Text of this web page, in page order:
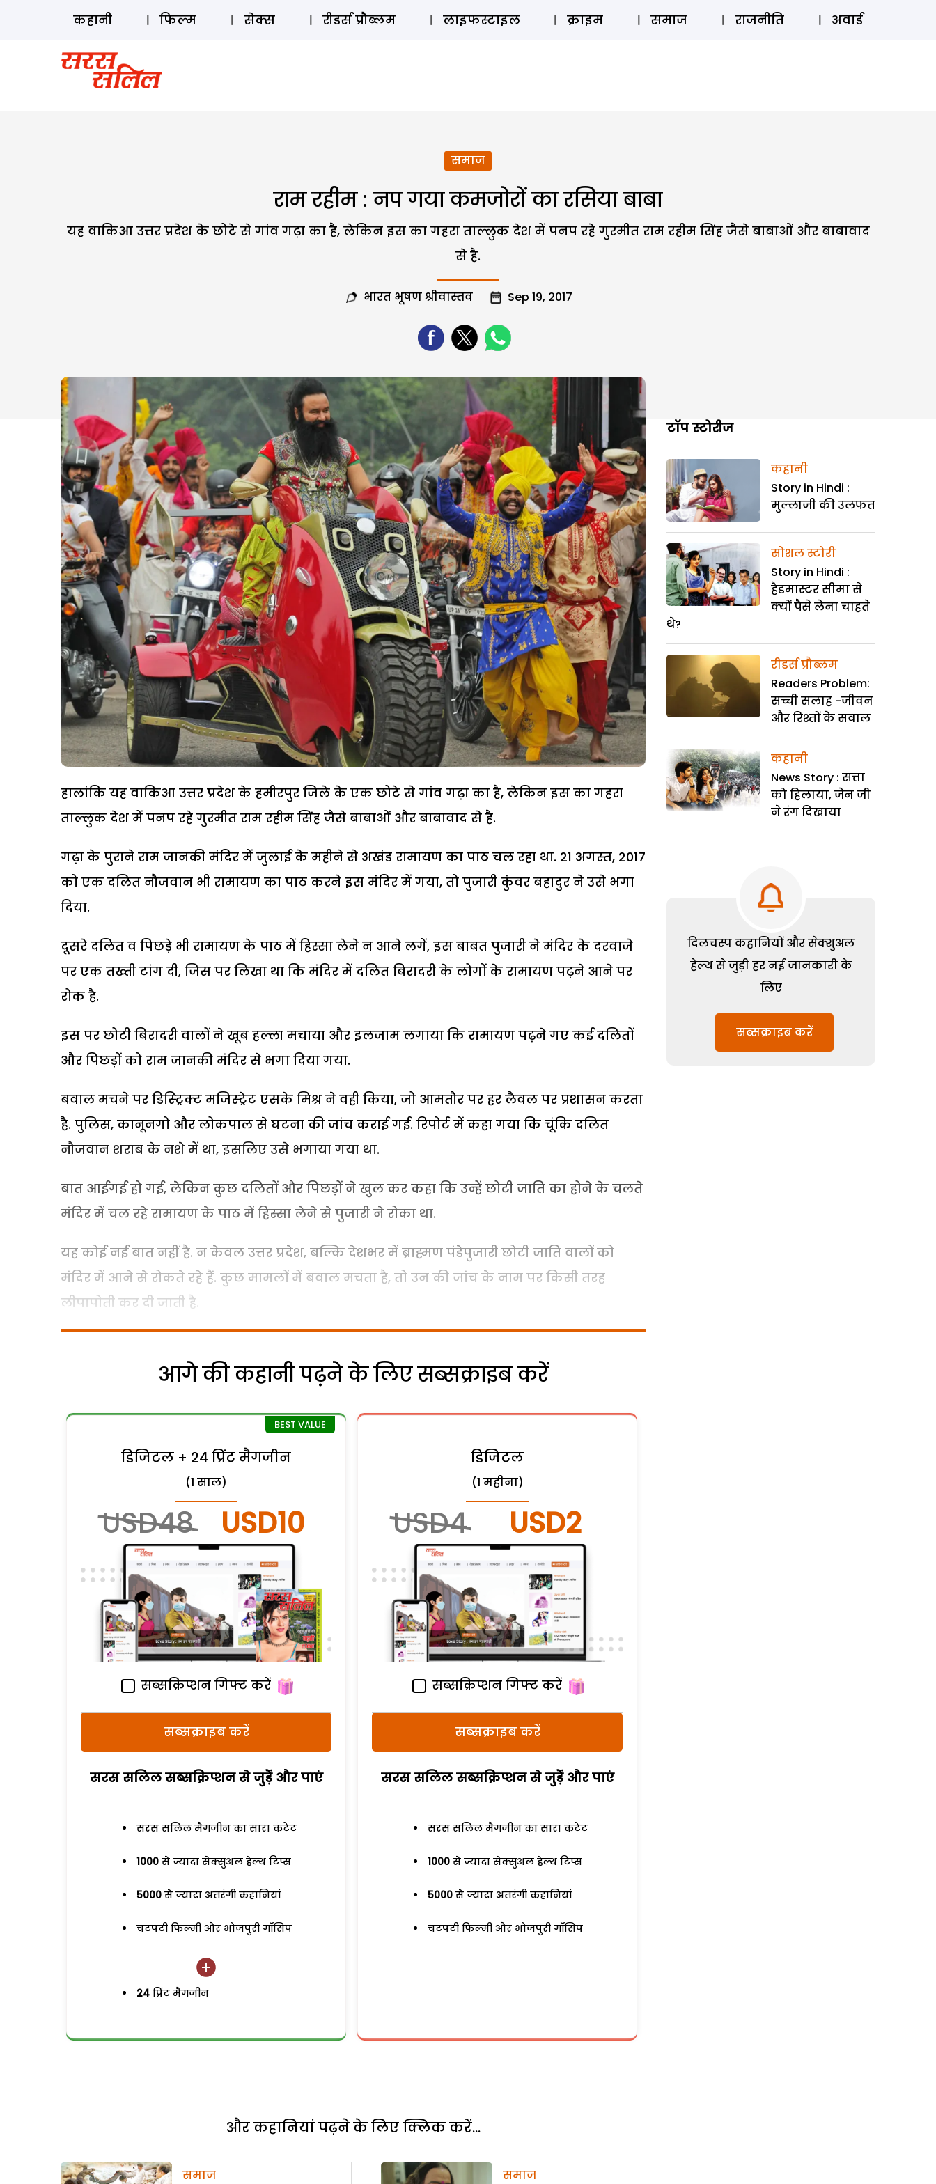
ऑडियो स्टोरी लॉग इन ⚲ SUBSCRIBE
कहानी फिल्म सेक्स रीडर्स प्रौब्लम लाइफस्टाइल क्राइम समाज राजनीति अवार्ड
समाज
राम रहीम : नप गया कमजोरों का रसिया बाबा
यह वाकिआ उत्तर प्रदेश के छोटे से गांव गढ़ा का है, लेकिन इस का गहरा ताल्लुक देश में पनप रहे गुरमीत राम रहीम सिंह जैसे बाबाओं और बाबावाद
से है.
भारत भूषण श्रीवास्तव Sep 19, 2017
हालांकि यह वाकिआ उत्तर प्रदेश के हमीरपुर जिले के एक छोटे से गांव गढ़ा का है, लेकिन इस का गहरा
ताल्लुक देश में पनप रहे गुरमीत राम रहीम सिंह जैसे बाबाओं और बाबावाद से है.
गढ़ा के पुराने राम जानकी मंदिर में जुलाई के महीने से अखंड रामायण का पाठ चल रहा था. 21 अगस्त, 2017
को एक दलित नौजवान भी रामायण का पाठ करने इस मंदिर में गया, तो पुजारी कुंवर बहादुर ने उसे भगा
दिया.
दूसरे दलित व पिछड़े भी रामायण के पाठ में हिस्सा लेने न आने लगें, इस बाबत पुजारी ने मंदिर के दरवाजे
पर एक तख्ती टांग दी, जिस पर लिखा था कि मंदिर में दलित बिरादरी के लोगों के रामायण पढ़ने आने पर
रोक है.
इस पर छोटी बिरादरी वालों ने खूब हल्ला मचाया और इलजाम लगाया कि रामायण पढ़ने गए कई दलितों
और पिछड़ों को राम जानकी मंदिर से भगा दिया गया.
बवाल मचने पर डिस्ट्रिक्ट मजिस्ट्रेट एसके मिश्र ने वही किया, जो आमतौर पर हर लैवल पर प्रशासन करता
है. पुलिस, कानूनगो और लोकपाल से घटना की जांच कराई गई. रिपोर्ट में कहा गया कि चूंकि दलित
नौजवान शराब के नशे में था, इसलिए उसे भगाया गया था.
बात आईगई हो गई, लेकिन कुछ दलितों और पिछड़ों ने खुल कर कहा कि उन्हें छोटी जाति का होने के चलते
मंदिर में चल रहे रामायण के पाठ में हिस्सा लेने से पुजारी ने रोका था.
यह कोई नई बात नहीं है. न केवल उत्तर प्रदेश, बल्कि देशभर में ब्राह्मण पंडेपुजारी छोटी जाति वालों को
मंदिर में आने से रोकते रहे हैं. कुछ मामलों में बवाल मचता है, तो उन की जांच के नाम पर किसी तरह
लीपापोती कर दी जाती है.
आगे की कहानी पढ़ने के लिए सब्सक्राइब करें
डिजिटल + 24 प्रिंट मैगजीन
(1 साल)
USD48 USD10
सब्सक्रिप्शन गिफ्ट करें
सब्सक्राइब करें
सरस सलिल सब्सक्रिप्शन से जुड़ेें और पाएं
सरस सलिल मैगजीन का सारा कंटेंट
1000 से ज्यादा सेक्सुअल हेल्थ टिप्स
5000 से ज्यादा अतरंगी कहानियां
चटपटी फिल्मी और भोजपुरी गॉसिप
24 प्रिंट मैगजीन
डिजिटल
(1 महीना)
USD4 USD2
सब्सक्रिप्शन गिफ्ट करें
सब्सक्राइब करें
सरस सलिल सब्सक्रिप्शन से जुड़ेें और पाएं
सरस सलिल मैगजीन का सारा कंटेंट
1000 से ज्यादा सेक्सुअल हेल्थ टिप्स
5000 से ज्यादा अतरंगी कहानियां
चटपटी फिल्मी और भोजपुरी गॉसिप
और कहानियां पढ़ने के लिए क्लिक करें...
समाज
समाज
टॉप स्टोरीज
कहानी
Story in Hindi :
मुल्लाजी की उलफत
सोशल स्टोरी
Story in Hindi :
हैडमास्टर सीमा से
क्यों पैसे लेना चाहते
थे?
रीडर्स प्रौब्लम
Readers Problem:
सच्ची सलाह -जीवन
और रिश्तों के सवाल
कहानी
News Story : सत्ता
को हिलाया, जेन जी
ने रंग दिखाया
दिलचस्प कहानियों और सेक्शुअल
हेल्थ से जुड़ी हर नई जानकारी के
लिए
सब्सक्राइब करें